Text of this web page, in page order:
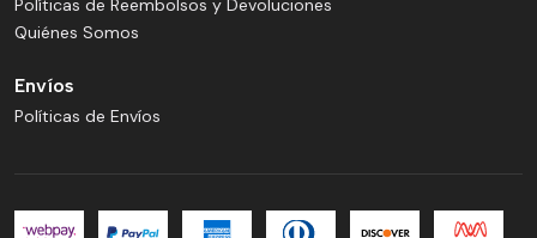
Políticas de Reembolsos y Devoluciones
Quiénes Somos
Envíos
Políticas de Envíos